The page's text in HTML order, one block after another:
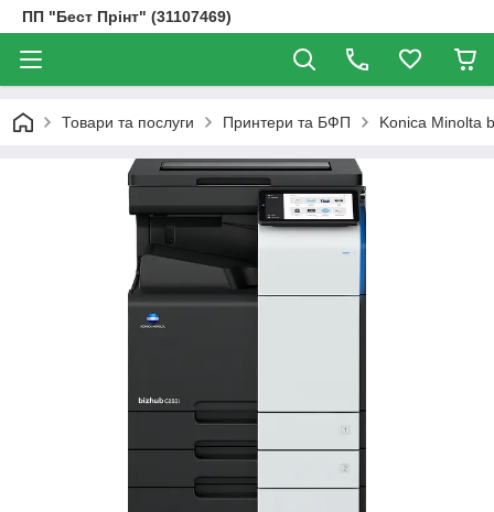
ПП "Бест Прінт" (31107469)
Товари та послуги Принтери та БФП Konica Minolta